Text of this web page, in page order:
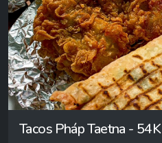
Tacos Pháp Taetna - 54K